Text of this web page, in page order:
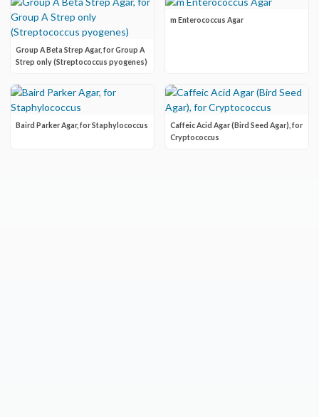
Group A Beta Strep Agar, for Group A
Strep only (Streptococcus pyogenes)
m Enterococcus Agar
Baird Parker Agar, for Staphylococcus
Caffeic Acid Agar (Bird Seed Agar), for
Cryptococcus